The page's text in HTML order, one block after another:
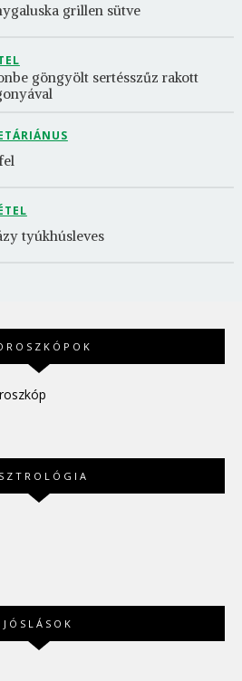
grillen sütve
göngyölt sertésszűz rakott
tyúkhúsleves
JÓSLÁSOK